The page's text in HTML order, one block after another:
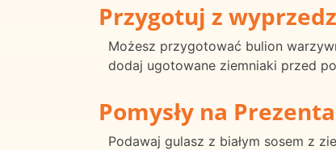
Przygotuj z
Możesz przygotować bulion
dodaj ugotowane ziemniaki przed
Pomysły na
Podawaj gulasz z białym sosem z